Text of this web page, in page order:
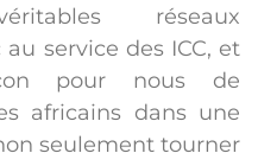
réseaux
service des ICC, et
pour nous de
africains dans une
seulement tourner